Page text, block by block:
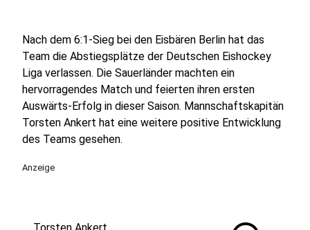
Nach dem 6:1-Sieg bei den Eisbären Berlin hat das
Team die Abstiegsplätze der Deutschen Eishockey
Liga verlassen. Die Sauerländer machten ein
hervorragendes Match und feierten ihren ersten
Auswärts-Erfolg in dieser Saison. Mannschaftskapitän
Torsten Ankert hat eine weitere positive Entwicklung
des Teams gesehen.
Anzeige